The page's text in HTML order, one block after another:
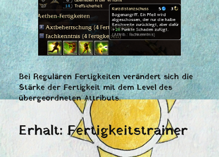
Bei Regulären Fertigkeiten verändert sich die
Stärke der Fertigkeit mit dem Level des
übergeordneten Attributs.
Erhalt: Fertigkeitstrainer